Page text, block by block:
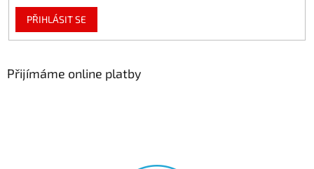
PŘIHLÁSIT SE
Přijímáme online platby